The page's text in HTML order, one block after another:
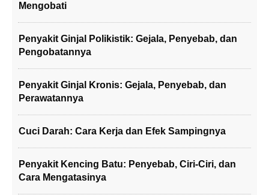
Mengobati
Penyakit Ginjal Polikistik: Gejala, Penyebab, dan
Pengobatannya
Penyakit Ginjal Kronis: Gejala, Penyebab, dan
Perawatannya
Cuci Darah: Cara Kerja dan Efek Sampingnya
Penyakit Kencing Batu: Penyebab, Ciri-Ciri, dan
Cara Mengatasinya